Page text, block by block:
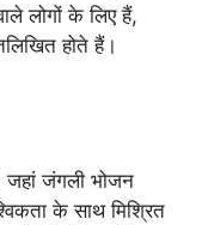
लोगों के लिए हैं,
होते हैं।
जहां जंगली भोजन
के साथ मिश्रित